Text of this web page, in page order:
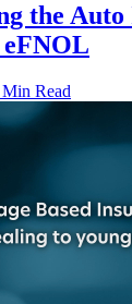
the Auto
Min Read